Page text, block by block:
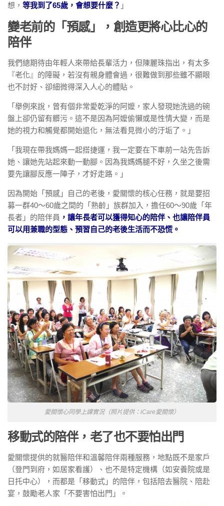
想， 等我到了65歲，會想要什麼？ 」
變老前的「預感」，創造更將心比心的
陪伴
我們總期待由年輕人來帶給長輩活力，但陳麗珠指出，有太多
『老化』的障礙，若沒有親身體會過，很難做到那些雖不顯眼
也不討好、卻細微得深入人心的體貼。
「舉例來說，曾有個非常愛乾淨的阿嬤，家人發現她洗過的碗
盤上卻仍留有髒污。這不是因為阿嬤偷懶或是性情大變，而是
她的視力和觸覺都開始退化，無法看見微小的汙垢了。」
「我現在帶我媽媽一起搭捷運，我一定要在下車前一站先告訴
她、讓她先站起來動一動腳。因為我媽媽腿不好，久坐之後需
要先讓腳反應一陣子，才好走路。」
因為開始「預感」自己的老後，愛關懷的核心任務，就是要招
募一群40～60歲之間的「熟齡」族群加入，擔任60～90歲「年
長者」的陪伴員 ，讓年長者可以獲得知心的陪伴、也讓陪伴員
可以用兼職的型態、預習自己的老後生活而不恐慌。
愛關懷心同學上課實況（照片提供：iCare愛關懷）
移動式的陪伴，老了也不要怕出門
愛關懷提供的就醫陪伴和溫馨陪伴兩種服務，地點既不是家戶
（登門到府，如居家看護）、也不是特定機構（如安養院或是
日托中心），而都是「移動式」的陪伴，包括陪去醫院、陪赴
宴，鼓勵老人家「不要害怕出門」。